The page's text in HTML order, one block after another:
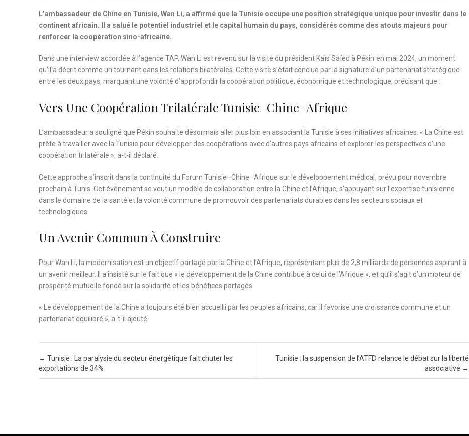
L’ambassadeur de Chine en Tunisie, Wan Li, a affirmé que la Tunisie occupe une position stratégique unique pour investir dans le
continent africain. Il a salué le potentiel industriel et le capital humain du pays, considérés comme des atouts majeurs pour
renforcer la coopération sino-africaine.
Dans une interview accordée à l’agence TAP, Wan Li est revenu sur la visite du président Kaïs Saïed à Pékin en mai 2024, un moment
qu’il a décrit comme un tournant dans les relations bilatérales. Cette visite s’était conclue par la signature d’un partenariat stratégique
entre les deux pays, marquant une volonté d’approfondir la coopération politique, économique et technologique, précisant que :
Vers Une Coopération Trilatérale Tunisie–Chine–Afrique
L’ambassadeur a souligné que Pékin souhaite désormais aller plus loin en associant la Tunisie à ses initiatives africaines. « La Chine est
prête à travailler avec la Tunisie pour développer des coopérations avec d’autres pays africains et explorer les perspectives d’une
coopération trilatérale », a-t-il déclaré.
Cette approche s’inscrit dans la continuité du Forum Tunisie–Chine–Afrique sur le développement médical, prévu pour novembre
prochain à Tunis. Cet événement se veut un modèle de collaboration entre la Chine et l’Afrique, s’appuyant sur l’expertise tunisienne
dans le domaine de la santé et la volonté commune de promouvoir des partenariats durables dans les secteurs sociaux et
technologiques.
Un Avenir Commun À Construire
Pour Wan Li, la modernisation est un objectif partagé par la Chine et l’Afrique, représentant plus de 2,8 milliards de personnes aspirant à
un avenir meilleur. Il a insisté sur le fait que « le développement de la Chine contribue à celui de l’Afrique », et qu’il s’agit d’un moteur de
prospérité mutuelle fondé sur la solidarité et les bénéfices partagés.
« Le développement de la Chine a toujours été bien accueilli par les peuples africains, car il favorise une croissance commune et un
partenariat équilibré », a-t-il ajouté.
Post navigation
← Tunisie : La paralysie du secteur énergétique fait chuter les
exportations de 34%
Tunisie : la suspension de l’ATFD relance le débat sur la liberté
associative →